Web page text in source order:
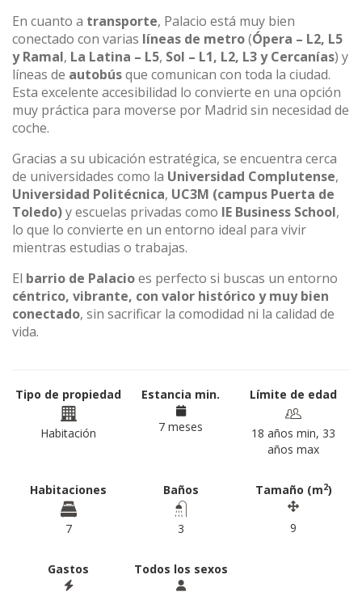
En cuanto a transporte, Palacio está muy bien
conectado con varias líneas de metro(Ópera – L2, L5
y Ramal, La Latina – L5, Sol – L1, L2, L3 y Cercanías) y
líneas de autobúsque comunican con toda la ciudad.
Esta excelente accesibilidad lo convierte en una opción
muy práctica para moverse por Madrid sin necesidad de
coche.
Gracias a su ubicación estratégica, se encuentra cerca
de universidades como la Universidad Complutense,
Universidad Politécnica, UC3M (campus Puerta de
Toledo)y escuelas privadas como IE Business School,
lo que lo convierte en un entorno ideal para vivir
mientras estudias o trabajas.
El barrio de Palacioes perfecto si buscas un entorno
céntrico, vibrante, con valor histórico y muy bien
conectado, sin sacrificar la comodidad ni la calidad de
vida.
Tipo de propiedad
Habitación
Estancia min.
7 meses
Límite de edad
18 años min, 33
años max
Habitaciones
7
Baños
3
Tamaño (m2)
9
Gastos Todos los sexos